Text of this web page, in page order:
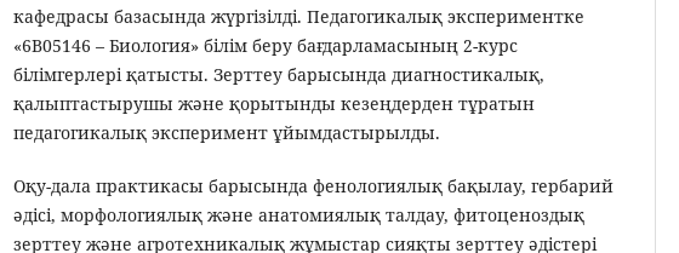
кафедрасы базасында жүргізілді. Педагогикалық экспериментке
«6В05146 – Биология» білім беру бағдарламасының 2-курс
білімгерлері қатысты. Зерттеу барысында диагностикалық,
қалыптастырушы және қорытынды кезеңдерден тұратын
педагогикалық эксперимент ұйымдастырылды.
Оқу-дала практикасы барысында фенологиялық бақылау, гербарий
әдісі, морфологиялық және анатомиялық талдау, фитоценоздық
зерттеу және агротехникалық жұмыстар сияқты зерттеу әдістері